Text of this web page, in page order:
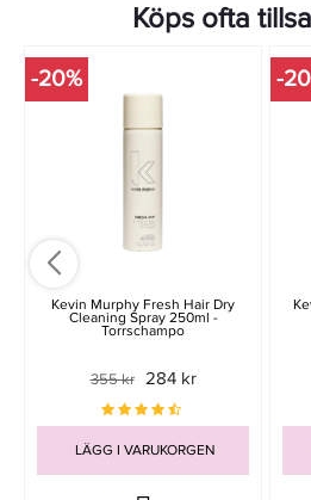
Köps ofta
-20%
Kevin Murphy Fresh Hair Dry
Cleaning Spray 250ml -
Torrschampo
355 kr 284 kr
LÄGG I VARUKORGEN
-